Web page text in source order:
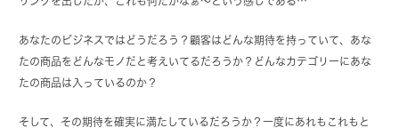
あなたのビジネスではどうだろう？顧客はどんな期待を持っていて、あな
たの商品をどんなモノだと考えいてるだろうか？どんなカテゴリーにあな
たの商品は入っているのか？
そして、その期待を確実に満たしているだろうか？一度にあれもこれもと